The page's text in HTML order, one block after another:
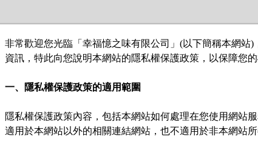
非常歡迎您光臨「幸福憶之味有限公司」(以下簡稱本網站
資訊，特此向您說明本網站的隱私權保護政策，以保障您
一、隱私權保護政策的適用範圍
隱私權保護政策內容，包括本網站如何處理在您使用網站
適用於本網站以外的相關連結網站，也不適用於非本網站所